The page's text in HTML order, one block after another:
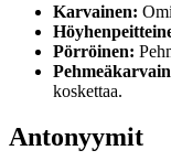
Karvainen:
Pörröinen:
koskettaa.
Antonyymit